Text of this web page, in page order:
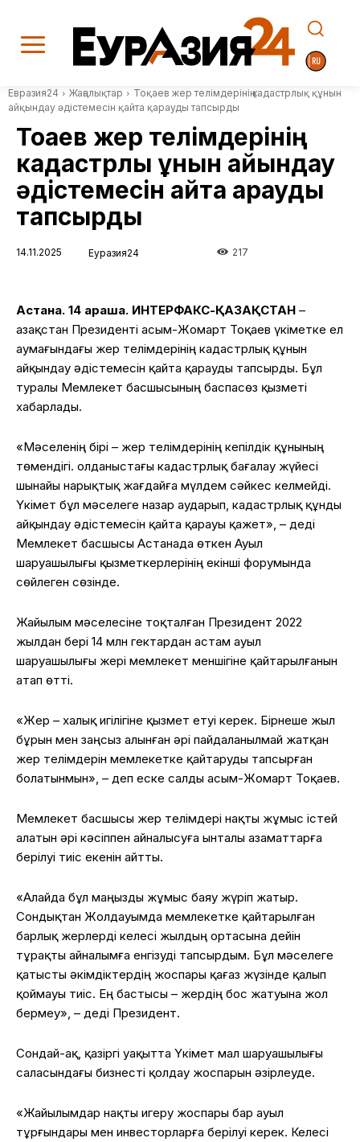
Евразия24 Жаңалықтар
Тоқаев жер телімдерінің кадастрлық құнын
айқындау әдістемесін қайта қарауды тапсырды
Тоқаев жер телімдерінің
кадастрлық құнын айқындау
әдістемесін қайта қарауды
тапсырды
14.11.2025 Еуразия24 217
Астана. 14 қараша. ИНТЕРФАКС-ҚАЗАҚСТАН –
Қазақстан Президенті Қасым-Жомарт Тоқаев үкіметке ел
аумағындағы жер телімдерінің кадастрлық құнын
айқындау әдістемесін қайта қарауды тапсырды. Бұл
туралы Мемлекет басшысының баспасөз қызметі
хабарлады.
«Мәселенің бірі – жер телімдерінің кепілдік құнының
төмендігі. Қолданыстағы кадастрлық бағалау жүйесі
шынайы нарықтық жағдайға мүлдем сәйкес келмейді.
Үкімет бұл мәселеге назар аударып, кадастрлық құнды
айқындау әдістемесін қайта қарауы қажет», – деді
Мемлекет басшысы Астанада өткен Ауыл
шаруашылығы қызметкерлерінің екінші форумында
сөйлеген сөзінде.
Жайылым мәселесіне тоқталған Президент 2022
жылдан бері 14 млн гектардан астам ауыл
шаруашылығы жері мемлекет меншігіне қайтарылғанын
атап өтті.
«Жер – халық игілігіне қызмет етуі керек. Бірнеше жыл
бұрын мен заңсыз алынған әрі пайдаланылмай жатқан
жер телімдерін мемлекетке қайтаруды тапсырған
болатынмын», – деп еске салды Қасым-Жомарт Тоқаев.
Мемлекет басшысы жер телімдері нақты жұмыс істей
алатын әрі кәсіппен айналысуға ынталы азаматтарға
берілуі тиіс екенін айтты.
«Алайда бұл маңызды жұмыс баяу жүріп жатыр.
Сондықтан Жолдауымда мемлекетке қайтарылған
барлық жерлерді келесі жылдың ортасына дейін
тұрақты айналымға енгізуді тапсырдым. Бұл мәселеге
қатысты әкімдіктердің жоспары қағаз жүзінде қалып
қоймауы тиіс. Ең бастысы – жердің бос жатуына жол
бермеу», – деді Президент.
Сондай-ақ, қазіргі уақытта Үкімет мал шаруашылығы
саласындағы бизнесті қолдау жоспарын әзірлеуде.
«Жайылымдар нақты игеру жоспары бар ауыл
тұрғындары мен инвесторларға берілуі керек. Келесі